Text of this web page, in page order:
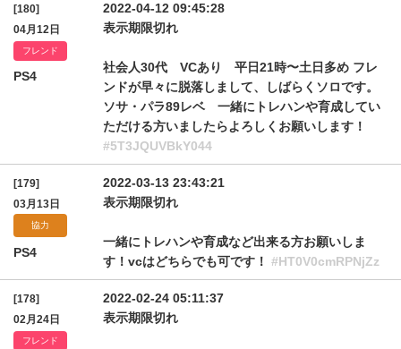
[180]
04月12日
フレンド
PS4
2022-04-12 09:45:28
表示期限切れ
社会人30代 VCあり 平日21時〜土日多め フレ
ンドが早々に脱落しまして、しばらくソロです。
ソサ・パラ89レベ 一緒にトレハンや育成してい
ただける方いましたらよろしくお願いします！
#5T3JQUVBkY044
[179]
03月13日
協力
PS4
2022-03-13 23:43:21
表示期限切れ
一緒にトレハンや育成など出来る方お願いしま
す！vcはどちらでも可です！ #HT0V0cmRPNjZz
[178]
02月24日
フレンド
2022-02-24 05:11:37
表示期限切れ